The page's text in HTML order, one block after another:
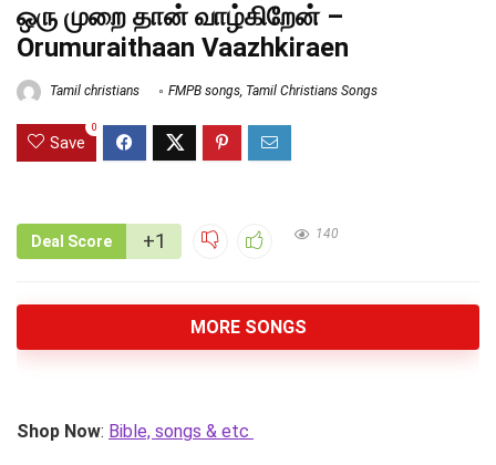
ஒரு முறை தான் வாழ்கிறேன் –
Orumuraithaan Vaazhkiraen
Tamil christians FMPB songs, Tamil Christians Songs
Save
0
Deal Score +1 140
MORE SONGS
Shop Now: Bible, songs & etc